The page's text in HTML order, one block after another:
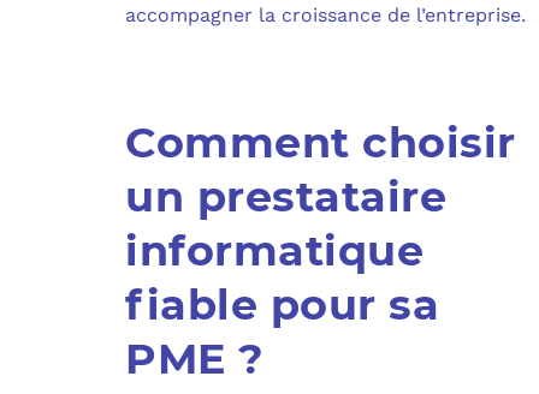
accompagner la croissance de l’entreprise.
Comment choisir
un prestataire
informatique
fiable pour sa
PME ?